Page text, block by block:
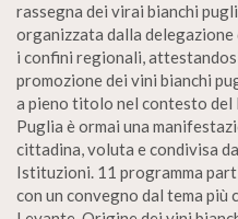
rassegna dei virai bianchi
organizzata dalla delegazione
i confini regionali,
promozione dei vini bianchi
a pieno titolo nel contesto del
Puglia è ormai una
cittadina, voluta e condivisa
Istituzioni. 11 programma
con un convegno dal tema più